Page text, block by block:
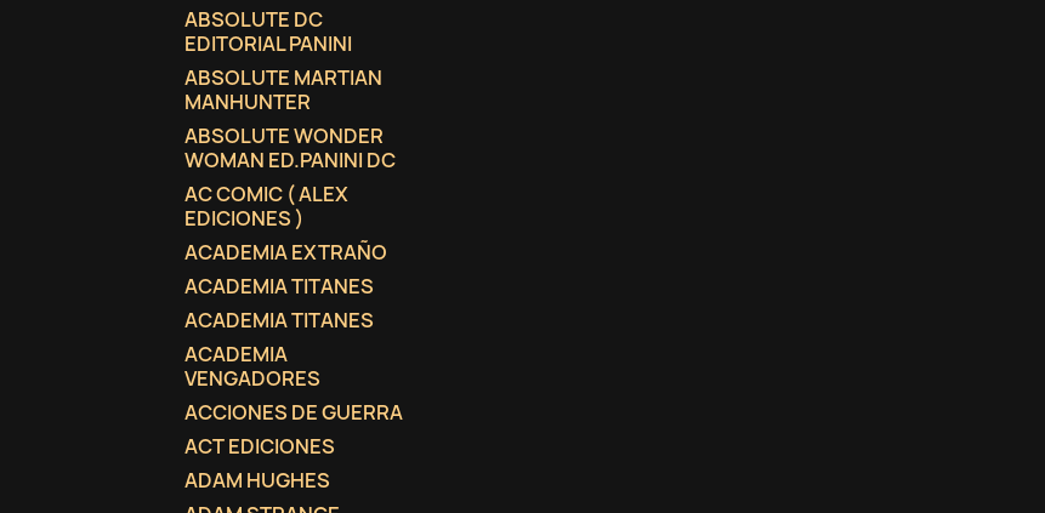
ABSOLUTE DC
EDITORIAL PANINI
ABSOLUTE MARTIAN
MANHUNTER
ABSOLUTE WONDER
WOMAN ED.PANINI DC
AC COMIC ( ALEX
EDICIONES )
ACADEMIA EXTRAÑO
ACADEMIA TITANES
ACADEMIA TITANES
ACADEMIA
VENGADORES
ACCIONES DE GUERRA
ACT EDICIONES
ADAM HUGHES